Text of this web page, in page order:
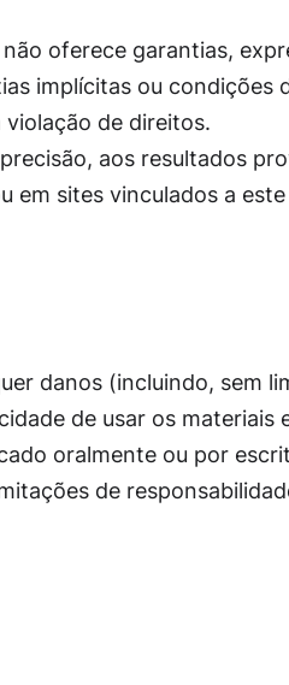
oferece garantias,
implícitas ou condições
de direitos.
aos resultados
em sites vinculados a
danos (incluindo, sem
de usar os materiais
oralmente ou por
de